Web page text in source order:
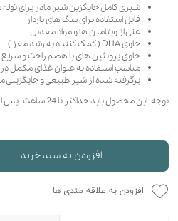
شیری کامل جایگزین شیر مادر برای
قابل استفاده برای سگ های باردار
غنی از ویتامین ها و مواد معدنی
حاوی DHA ( کمک کننده به رشد مغز )
حاوی پروتئین های با هضم راحت و سریع
مناسب استفاده به عنوان غذای مکمل در
برگرفته شده از شیر طبیعی و جایگزینی
توجه: این محصول باید حداکثر تا 24 ساعت پس از آماده شدن مصرف شود.
افزودن به سبد خرید
افزودن به علاقه مندی ها